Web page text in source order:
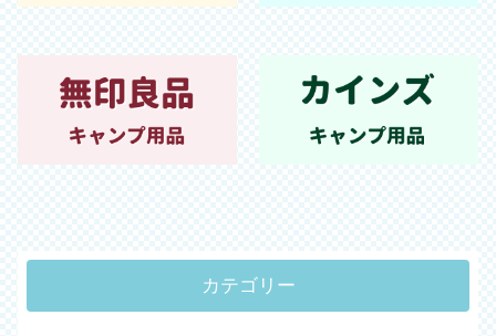
カテゴリー